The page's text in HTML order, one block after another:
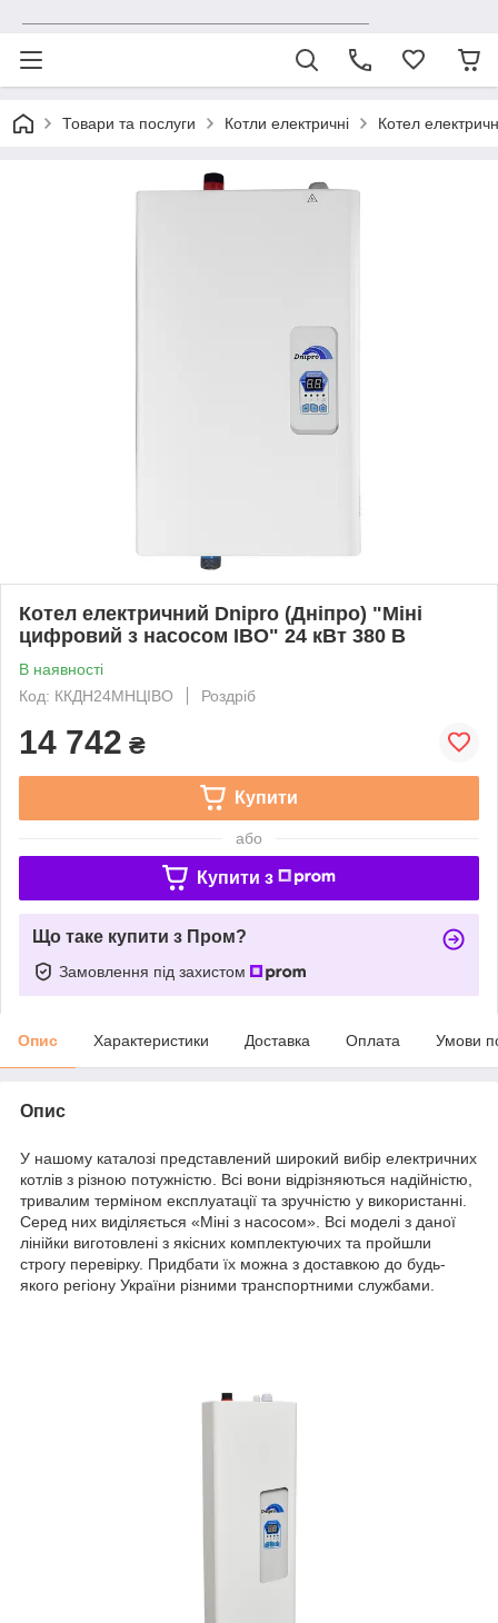
Товари та послуги Котли електричні Котел
Котел електричний Dnipro (Дніпро) "Міні
цифровий з насосом IBO" 24 кВт 380 В
В наявності
Код: ККДН24МНЦІВО
Роздріб
14 742 ₴
Купити
або
Купити з
Що таке купити з Пром?
Замовлення під захистом
Опис Характеристики Доставка Оплата Умови
Опис
У нашому каталозі представлений широкий вибір електричних
котлів з різною потужністю. Всі вони відрізняються надійністю,
тривалим терміном експлуатації та зручністю у використанні.
Серед них виділяється «Міні з насосом». Всі моделі з даної
лінійки виготовлені з якісних комплектуючих та пройшли
строгу перевірку. Придбати їх можна з доставкою до будь-
якого регіону України різними транспортними службами.